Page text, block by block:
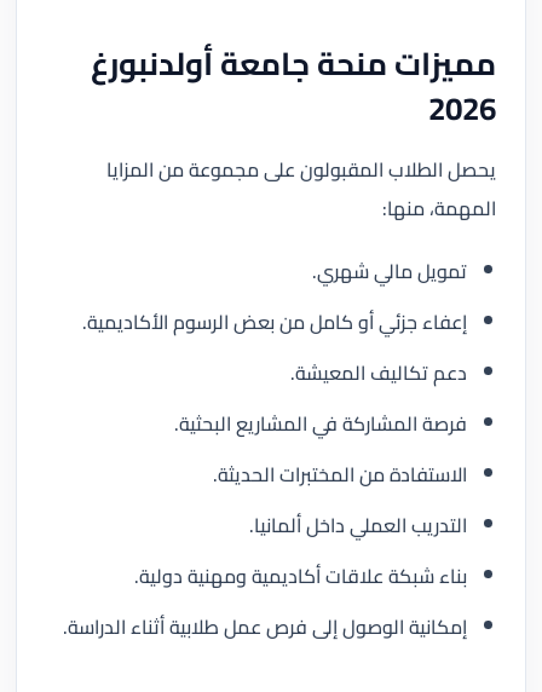
مميزات منحة جامعة أولدنبورغ
2026
يحصل الطلاب المقبولون على مجموعة من المزايا
المهمة، منها:
تمويل مالي شهري.
إعفاء جزئي أو كامل من بعض الرسوم الأكاديمية.
دعم تكاليف المعيشة.
فرصة المشاركة في المشاريع البحثية.
الاستفادة من المختبرات الحديثة.
التدريب العملي داخل ألمانيا.
بناء شبكة علاقات أكاديمية ومهنية دولية.
إمكانية الوصول إلى فرص عمل طلابية أثناء الدراسة.